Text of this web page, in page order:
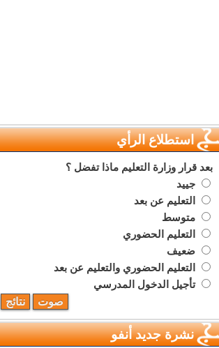
استطلاع الرأي
بعد قرار وزارة التعليم ماذا تفضل ؟
جييد
التعليم عن بعد
متوسط
التعليم الحضوري
ضعيف
التعليم الحضوري والتعليم عن بعد
تأجيل الدخول المدرسي
نشرة جديد أنفو